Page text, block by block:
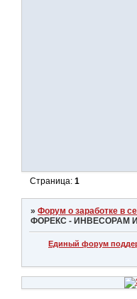
Страница:1
»Форум о заработке в
ФОРЕКС - ИНВЕСОРАМ
Единый форум